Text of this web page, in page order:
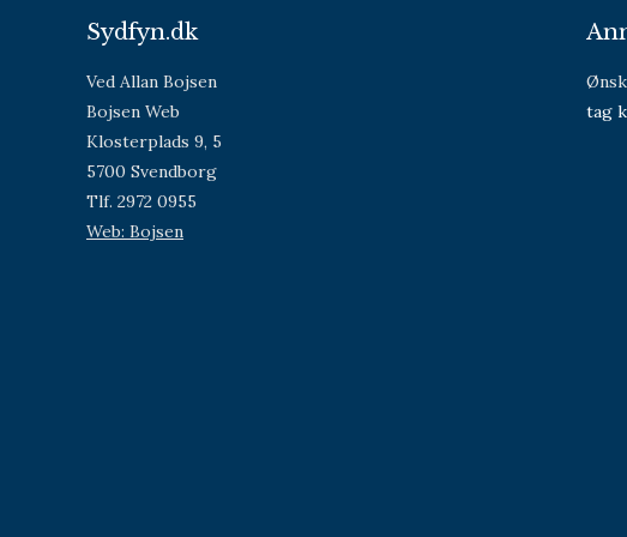
Sydfyn.dk
Ved Allan Bojsen
Bojsen Web
Klosterplads 9, 5
5700 Svendborg
Tlf. 2972 0955
Web: Bojsen
tag